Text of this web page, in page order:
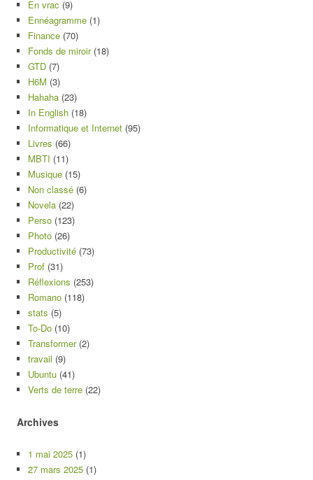
En vrac (9)
Ennéagramme (1)
Finance (70)
Fonds de miroir(18)
GTD (7)
H6M (3)
Hahaha (23)
In English (18)
Informatique et Internet (95)
Livres (66)
MBTI (11)
Musique (15)
Non classé (6)
Novela (22)
Perso (123)
Photo (26)
Productivité (73)
Prof (31)
Réflexions (253)
Romano (118)
stats (5)
To-Do (10)
Transformer(2)
travail (9)
Ubuntu (41)
Verts de terre (22)
Archives
1 mai 2025 (1)
27 mars 2025 (1)